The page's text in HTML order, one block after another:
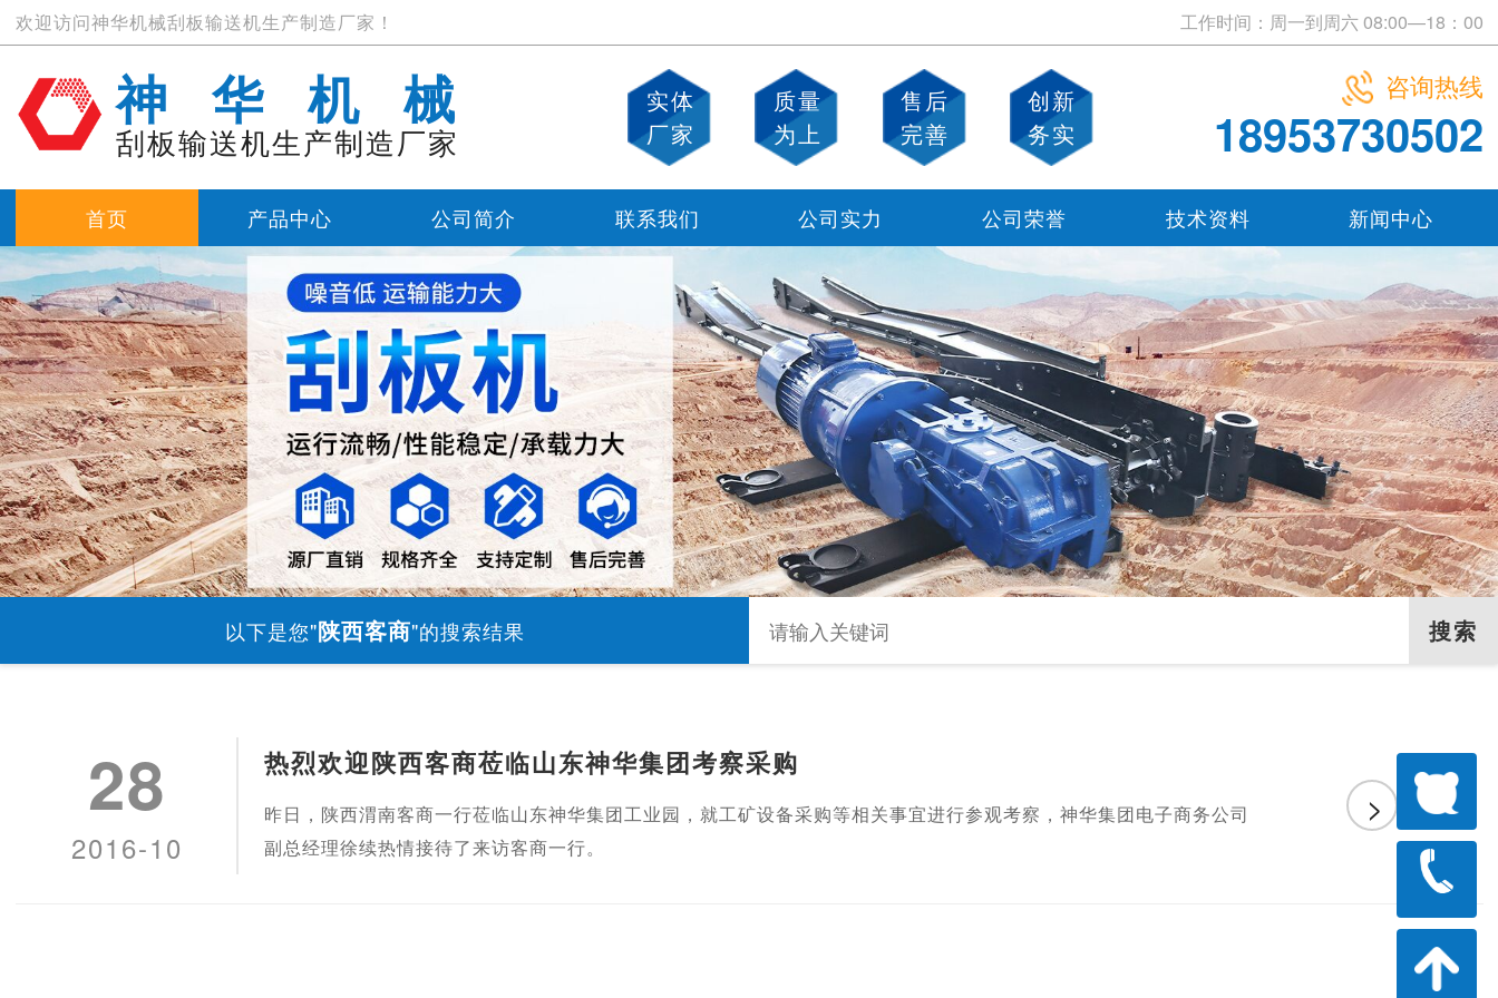
欢迎访问神华机械刮板输送机生产制造厂家！ 工作时间：周一到周六 08:00—18：00
神华机械
刮板输送机生产制造厂家
实体
厂家
质量
为上
售后
完善
创新
务实
咨询热线
18953730502
首页 产品中心 公司简介 联系我们 公司实力 公司荣誉 技术资料 新闻中心
以下是您"陕西客商"的搜索结果
28
2016-10
>
热烈欢迎陕西客商莅临山东神华集团考察采购
昨日，陕西渭南客商一行莅临山东神华集团工业园，就工矿设备采购等相关事宜进行参观考察，神华集团电子商务公司
副总经理徐续热情接待了来访客商一行。
1